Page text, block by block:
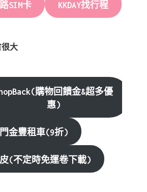
SIM卡 KKDAY找行程
大
購物回饋金&超多優
惠)
金豐租車(9折)
(不定時免運卷下載)